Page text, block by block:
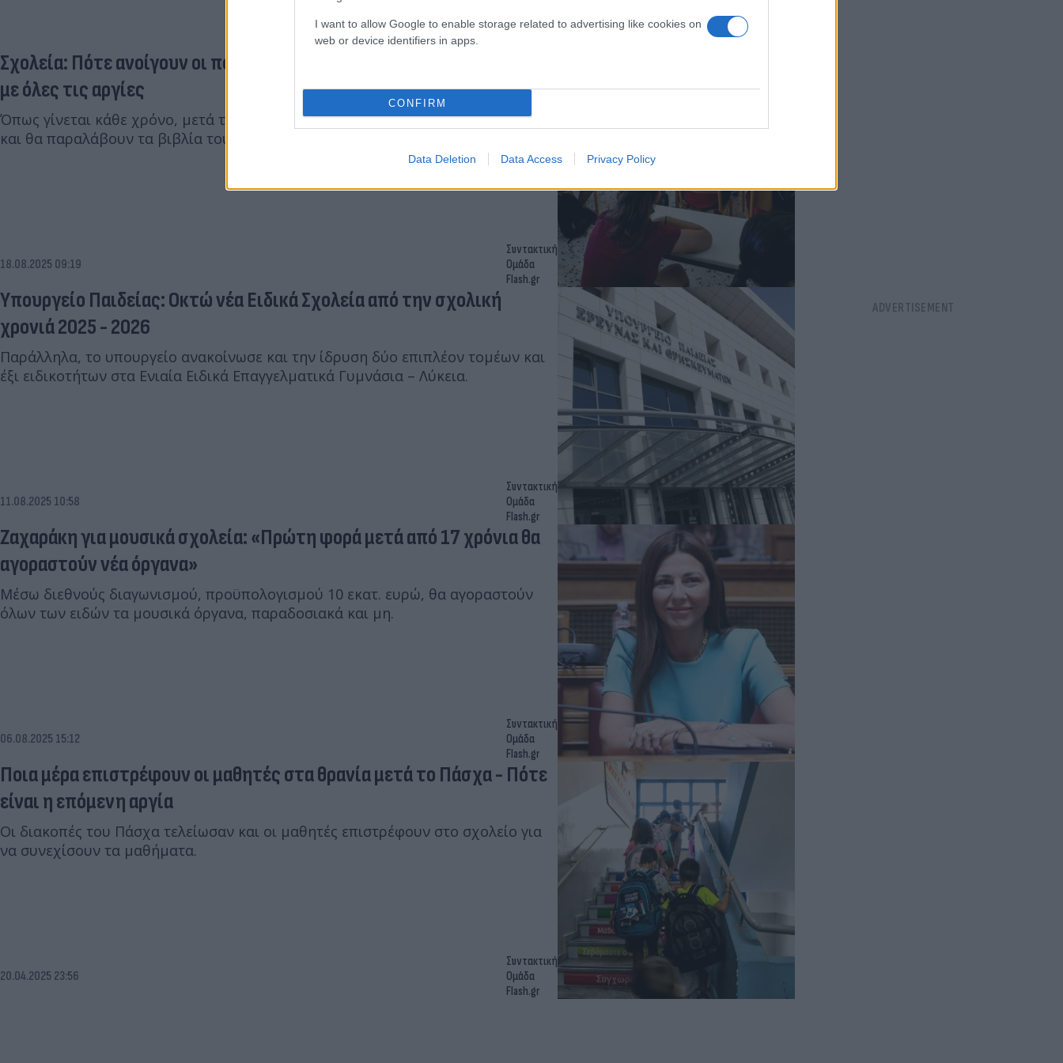
I want to allow Google to enable storage related to advertising like cookies on
web or device identifiers in apps.
CONFIRM
Data Deletion Data Access Privacy Policy
Σχολεία: Πότε ανοίγουν οι πόρτες για τη νέα σχολική χρονιά - Λίστα
με όλες τις αργίες
Όπως γίνεται κάθε χρόνο, μετά τον αγιασμό οι μαθητές θα πάνε στις τάξεις τους
και θα παραλάβουν τα βιβλία τους.
18.08.2025 09:19
Συντακτική
Ομάδα
Flash.gr
Υπουργείο Παιδείας: Οκτώ νέα Ειδικά Σχολεία από την σχολική
χρονιά 2025 - 2026
Παράλληλα, το υπουργείο ανακοίνωσε και την ίδρυση δύο επιπλέον τομέων και
έξι ειδικοτήτων στα Ενιαία Ειδικά Επαγγελματικά Γυμνάσια – Λύκεια.
11.08.2025 10:58
Συντακτική
Ομάδα
Flash.gr
Ζαχαράκη για μουσικά σχολεία: «Πρώτη φορά μετά από 17 χρόνια θα
αγοραστούν νέα όργανα»
Μέσω διεθνούς διαγωνισμού, προϋπολογισμού 10 εκατ. ευρώ, θα αγοραστούν
όλων των ειδών τα μουσικά όργανα, παραδοσιακά και μη.
06.08.2025 15:12
Συντακτική
Ομάδα
Flash.gr
Ποια μέρα επιστρέφουν οι μαθητές στα θρανία μετά το Πάσχα - Πότε
είναι η επόμενη αργία
Οι διακοπές του Πάσχα τελείωσαν και οι μαθητές επιστρέφουν στο σχολείο για
να συνεχίσουν τα μαθήματα.
20.04.2025 23:56
Συντακτική
Ομάδα
Flash.gr